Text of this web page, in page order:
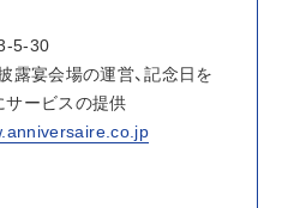
5-30
露宴会場の運営、記念日を
ービスの提供